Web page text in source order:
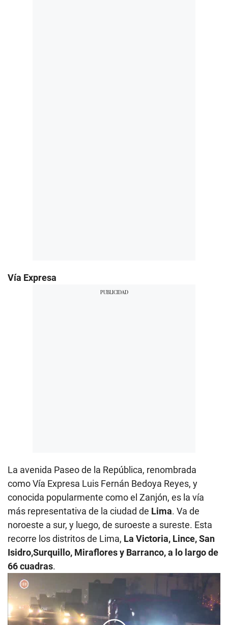
Vía Expresa
La avenida Paseo de la República, renombrada
como Vía Expresa Luis Fernán Bedoya Reyes, y
conocida popularmente como el Zanjón, ​es la vía
más representativa de la ciudad de Lima. Va de
noroeste a sur, y luego, de suroeste a sureste. Esta
recorre los distritos de Lima, La Victoria, Lince, San
Isidro,Surquillo, Miraflores y Barranco, a lo largo de
66 cuadras.